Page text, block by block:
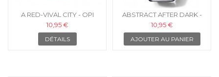
A RED-VIVAL CITY - OPI
VERNIS INFINITE SHINE
10,95 €
DÉTAILS
ABSTRACT AFTER DARK -
OPI ISLLA10
10,95 €
AJOUTER AU PANIER